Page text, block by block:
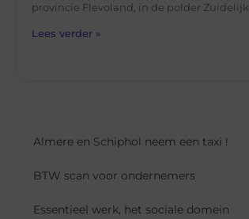
provincie Flevoland, in de polder Zuidelijk
Lees verder »
Almere en Schiphol neem een taxi !
BTW scan voor ondernemers
Essentieel werk, het sociale domein